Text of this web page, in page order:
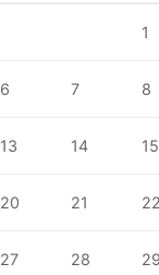
1
6 7 8
13 14 15
20 21
27 28